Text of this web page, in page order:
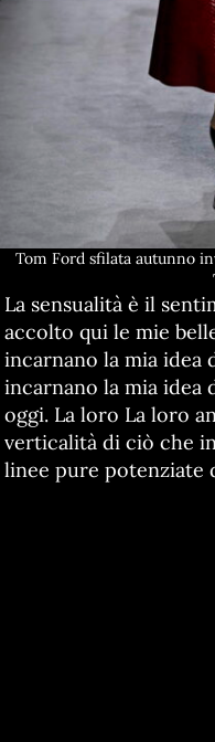
Tom Ford sfilata autunno
La sensualità è il
accolto qui le mie
incarnano la mia idea
incarnano la mia
oggi. La loro La loro
verticalità di ciò che
linee pure potenziate